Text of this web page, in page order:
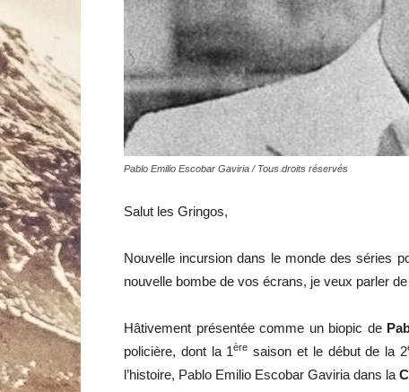
Pablo Emilio Escobar Gaviria / Tous droits réservés
Salut les Gringos,
Nouvelle incursion dans le monde des séries
nouvelle bombe de vos écrans, je veux parler de
Hâtivement présentée comme un biopic de
policière, dont la 1ère saison et le début de la 2
l’histoire, Pablo Emilio Escobar Gaviria dans la